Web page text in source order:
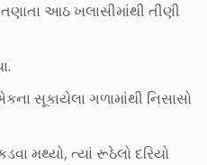
તણાતા આઠ ખલાસીમાંથી તીણી
સૂકાયેલા ગળામાંથી નિસાસો
મથ્યો, ત્યાં રૂઠેલો દરિયો